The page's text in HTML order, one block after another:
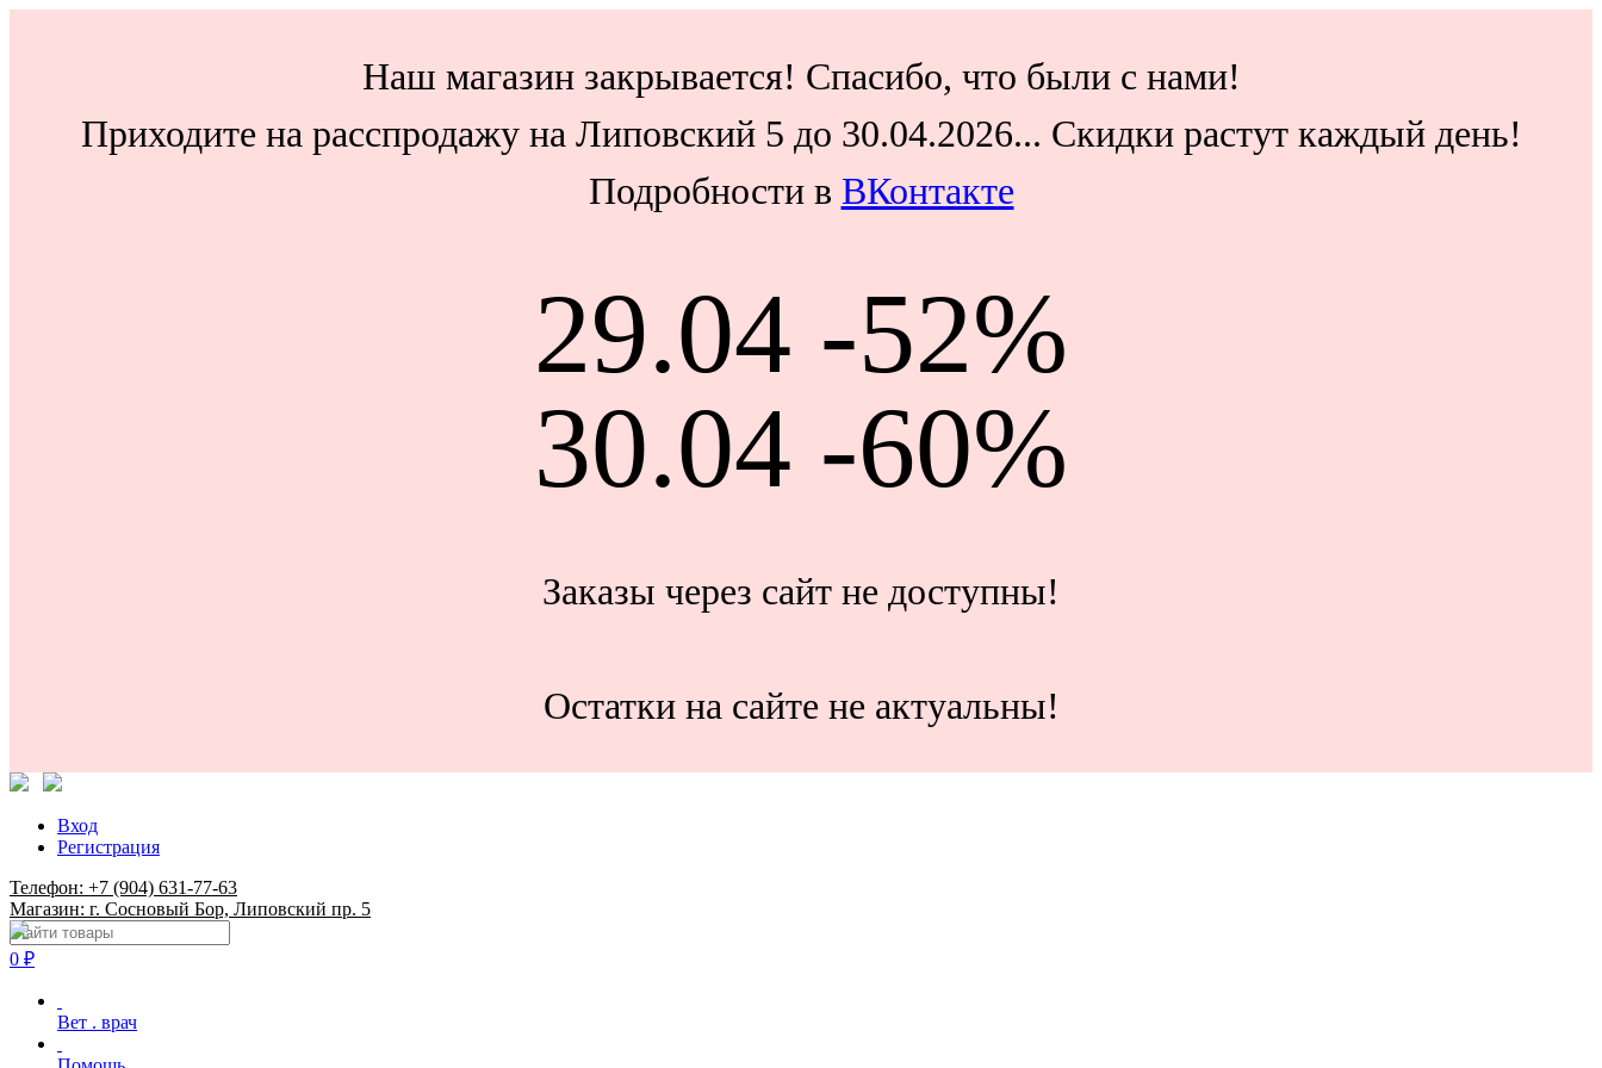
Наш магазин закрывается! Спасибо, что были с нами!
Приходите на расспродажу на Липовский 5 до 30.04.2026... Скидки растут каждый день!
Подробности в ВКонтакте
29.04 -52%
30.04 -60%
Заказы через сайт не доступны!
Остатки на сайте не актуальны!
Вход
Регистрация
Телефон: +7 (904) 631-77-63
Магазин: г. Сосновый Бор, Липовский пр. 5
0 ₽
Вет . врач